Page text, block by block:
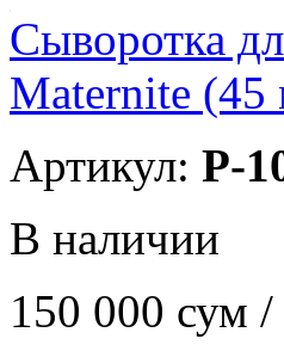
Сыворотка
Maternite
Артикул: P-
В наличии
150 000 сум